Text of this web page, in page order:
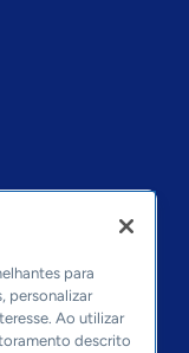
para
personalizar
Ao utilizar
descrito